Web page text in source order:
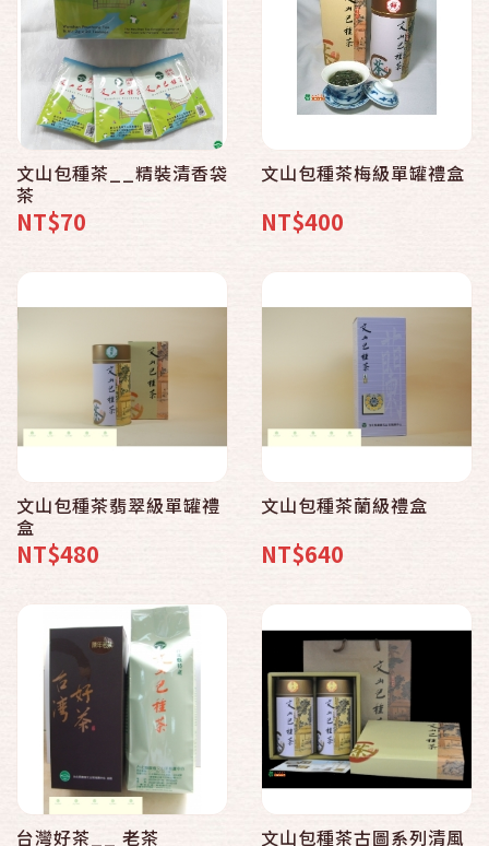
文山包種茶__精裝清香袋
茶
NT$70
文山包種茶梅級單罐禮盒
NT$400
文山包種茶翡翠級單罐禮
盒
NT$480
文山包種茶蘭級禮盒
NT$640
台灣好茶__ 老茶 文山包種茶古圖系列清風